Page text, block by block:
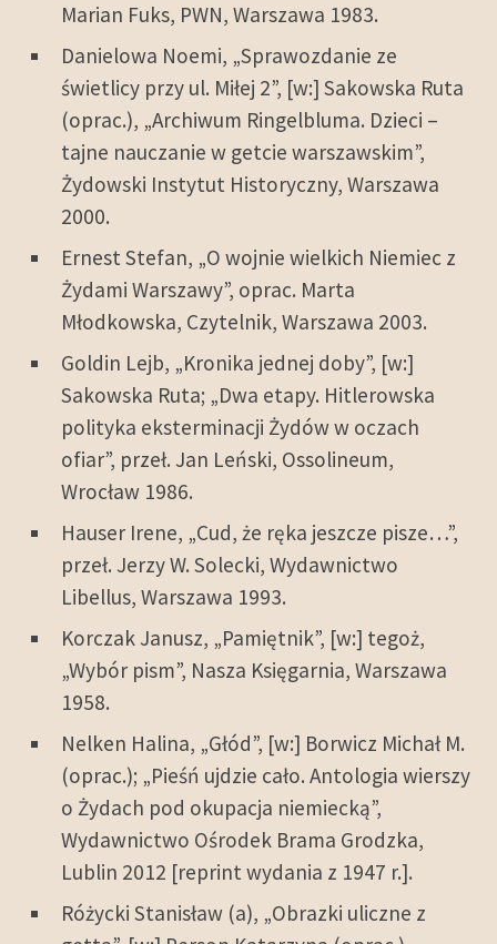
Marian Fuks, PWN, Warszawa 1983.
Danielowa Noemi, „Sprawozdanie ze
świetlicy przy ul. Miłej 2”, [w:] Sakowska Ruta
(oprac.), „Archiwum Ringelbluma. Dzieci –
tajne nauczanie w getcie warszawskim”,
Żydowski Instytut Historyczny, Warszawa
2000.
Ernest Stefan, „O wojnie wielkich Niemiec z
Żydami Warszawy”, oprac. Marta
Młodkowska, Czytelnik, Warszawa 2003.
Goldin Lejb, „Kronika jednej doby”, [w:]
Sakowska Ruta; „Dwa etapy. Hitlerowska
polityka eksterminacji Żydów w oczach
ofiar”, przeł. Jan Leński, Ossolineum,
Wrocław 1986.
Hauser Irene, „Cud, że ręka jeszcze pisze…”,
przeł. Jerzy W. Solecki, Wydawnictwo
Libellus, Warszawa 1993.
Korczak Janusz, „Pamiętnik”, [w:] tegoż,
„Wybór pism”, Nasza Księgarnia, Warszawa
1958.
Nelken Halina, „Głód”, [w:] Borwicz Michał M.
(oprac.); „Pieśń ujdzie cało. Antologia wierszy
o Żydach pod okupacja niemiecką”,
Wydawnictwo Ośrodek Brama Grodzka,
Lublin 2012 [reprint wydania z 1947 r.].
Różycki Stanisław (a), „Obrazki uliczne z